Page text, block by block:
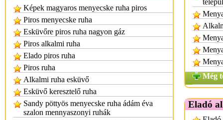
Képek magyaros menyecske ruha piros
Piros menyecske ruha
Esküvőre piros ruha nagyon gáz
Piros alkalmi ruha
Elado piros ruha
Piros ruha
Alkalmi ruha esküvő
Esküvő keresztelő ruha
Sandy pöttyös menyecske ruha ádám éva
szalon mennyaszonyi ruhák
Még
Eladó